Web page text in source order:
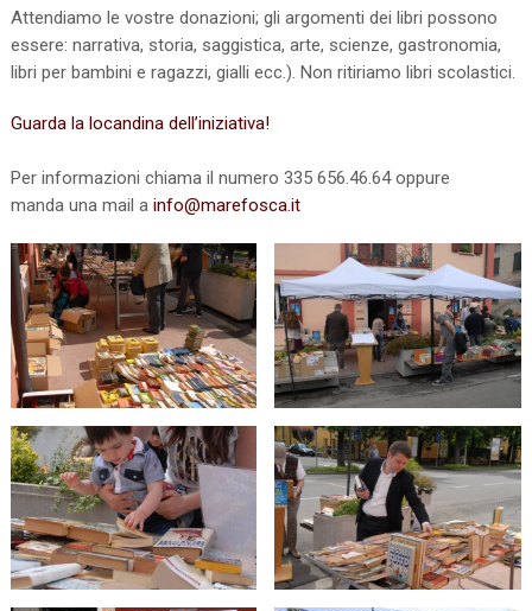
Attendiamo le vostre donazioni; gli argomenti dei libri possono
essere: narrativa, storia, saggistica, arte, scienze, gastronomia,
libri per bambini e ragazzi, gialli ecc.). Non ritiriamo libri scolastici.
Guarda la locandina dell’iniziativa!
Per informazioni chiama il numero 335 656.46.64 oppure
manda una mail a info@marefosca.it